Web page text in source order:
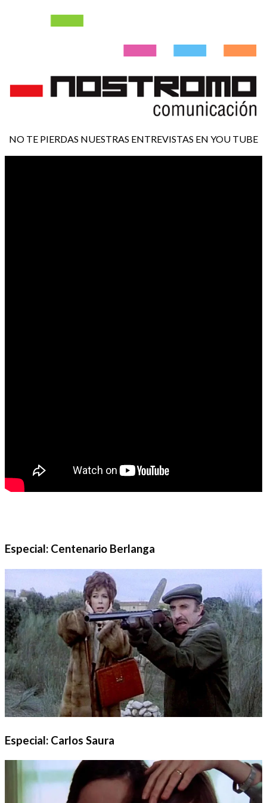
NO TE PIERDAS NUESTRAS ENTREVISTAS EN YOU TUBE
Especial: Centenario Berlanga
Especial: Carlos Saura